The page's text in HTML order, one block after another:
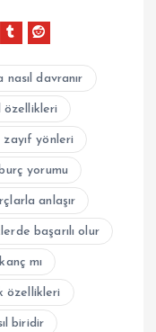
nasıl davranır
özellikleri
zayıf yönleri
yorumu
anlaşır
başarılı olur
mı
özellikleri
biridir